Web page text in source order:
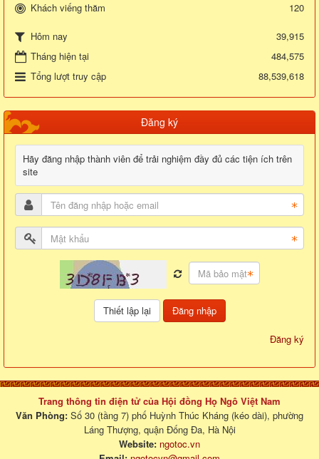
Khách viếng thăm
120
Hôm nay
39,915
Tháng hiện tại
484,575
Tổng lượt truy cập
88,539,618
Đăng ký
Hãy đăng nhập thành viên để trải nghiệm đầy đủ các tiện ích trên
site
Đăng nhập
Đăng ký
Trang thông tin điện tử của Hội đồng Họ Ngô Việt Nam
Văn Phòng: Số 30 (tầng 7) phố Huỳnh Thúc Kháng (kéo dài), phường
Láng Thượng, quận Đống Đa, Hà Nội
Website: ngotoc.vn